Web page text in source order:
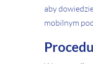
aby
mobilnym